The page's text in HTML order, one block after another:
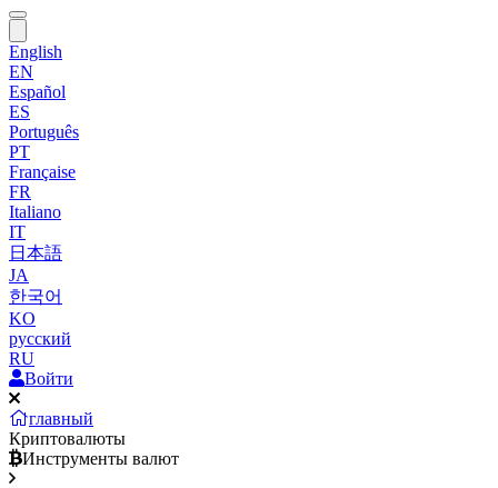
English
EN
Español
ES
Português
PT
Française
FR
Italiano
IT
日本語
JA
한국어
KO
русский
RU
Войти
главный
Криптовалюты
Инструменты валют